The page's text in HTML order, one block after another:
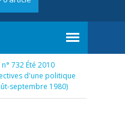
n° 732 Été 2010
d'une politique
septembre 1980)